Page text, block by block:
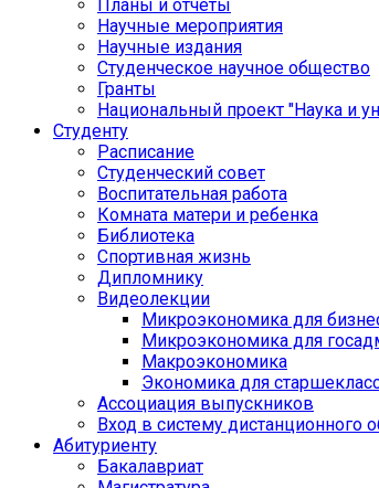
Планы и отчеты
Научные мероприятия
Научные издания
Студенческое научное общество
Гранты
Национальный проект "Наука и
Студенту
Расписание
Студенческий совет
Воспитательная работа
Комната матери и ребенка
Библиотека
Спортивная жизнь
Дипломнику
Видеолекции
Микроэкономика для
Микроэкономика для
Макроэкономика
Экономика для
Ассоциация выпускников
Вход в систему дистанционного
Абитуриенту
Бакалавриат